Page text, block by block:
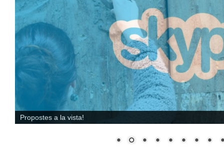
Propostes a la vista!